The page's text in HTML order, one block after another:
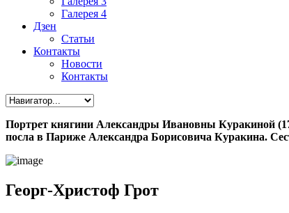
Галерея 4
Дзен
Статьи
Контакты
Новости
Контакты
Портрет княгини Александры Ивановны Куракиной
посла в Париже Александра Борисовича Куракина.
Георг-Христоф Грот